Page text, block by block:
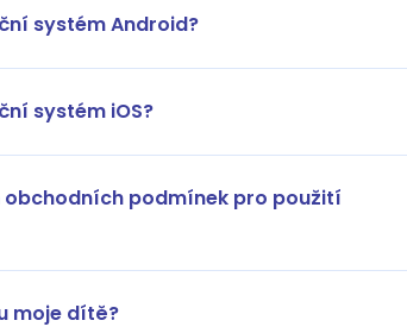
systém Android?
systém iOS?
obchodních podmínek pro použití
moje dítě?